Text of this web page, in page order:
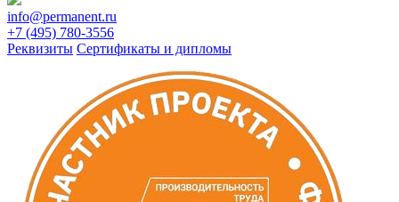
info@permanent.ru
+7 (495) 780-3556
Реквизиты Сертификаты и дипломы